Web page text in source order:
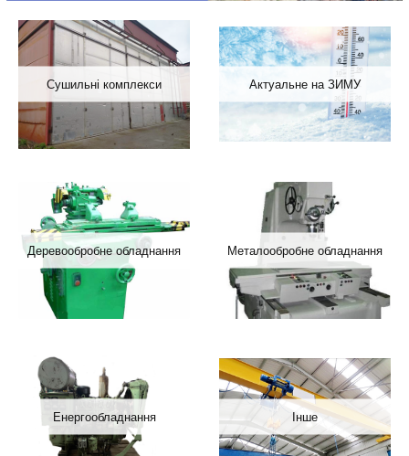
Сушильні комплекси Актуальне на ЗИМУ
Деревообробне обладнання Металообробне обладнання
Енергообладнання Інше